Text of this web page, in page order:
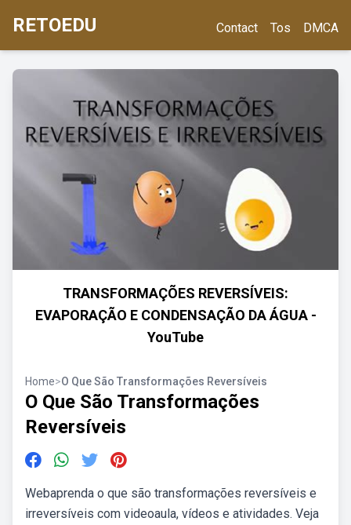
RETOEDU Contact Tos DMCA
TRANSFORMAÇÕES REVERSÍVEIS:
EVAPORAÇÃO E CONDENSAÇÃO DA ÁGUA -
YouTube
Home>O Que São Transformações Reversíveis
O Que São Transformações
Reversíveis
Webaprenda o que são transformações reversíveis e
irreversíveis com videoaula, vídeos e atividades. Veja